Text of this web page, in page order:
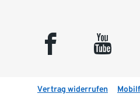
facebook youtube
Vertrag widerrufen